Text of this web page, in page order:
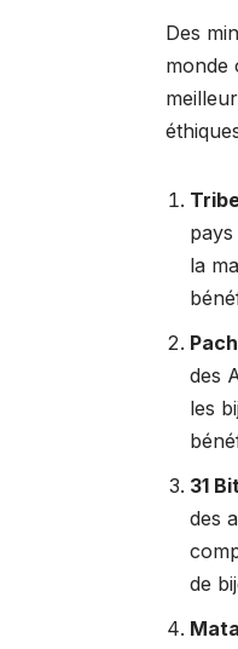
Des
monde
la
des
les
31
des
de